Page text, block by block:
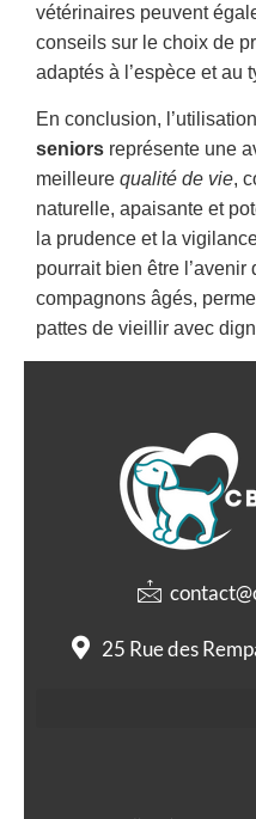
vétérinaires peuvent
conseils sur le choix de
adaptés à l’espèce et au
En conclusion,
seniors représente une
meilleure qualité de vie,
naturelle, apaisante et
la prudence et la
pourrait bien être
compagnons âgés,
pattes de vieillir avec
25 Rue des